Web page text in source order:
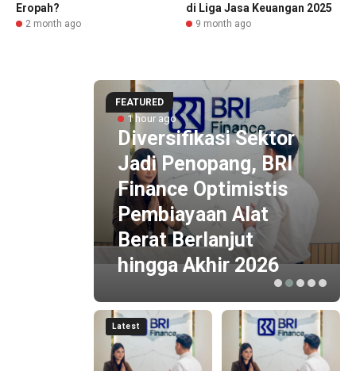
Eropah?
2 month ago
di Liga Jasa Keuangan 2025
9 month ago
FEATURED
1 hour ago
Diversifikasi Sektor
Jadi Penopang, BRI
Finance Optimistis
Pembiayaan Alat
Berat Berlanjut
hingga Akhir 2026
Latest